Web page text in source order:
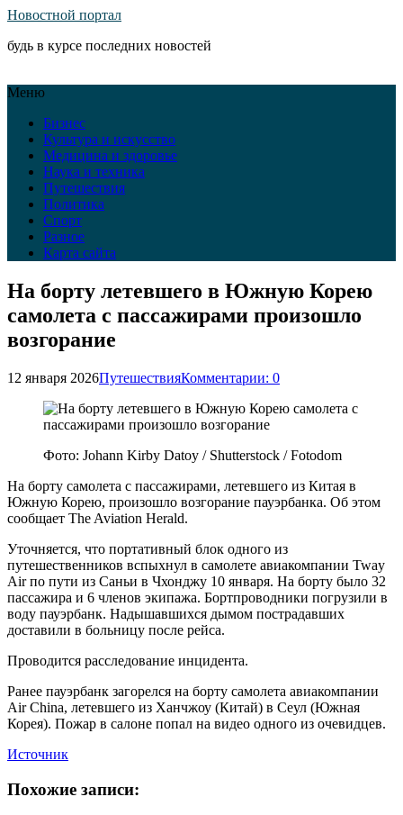
Новостной портал
будь в курсе последних новостей
Меню
Бизнес
Культура и искусство
Медицина и здоровье
Наука и техника
Путешествия
Политика
Спорт
Разное
Карта сайта
На борту летевшего в Южную Корею
самолета с пассажирами произошло
возгорание
12 января 2026ПутешествияКомментарии: 0
Фото: Johann Kirby Datoy / Shutterstock / Fotodom
На борту самолета с пассажирами, летевшего из Китая в
Южную Корею, произошло возгорание пауэрбанка. Об этом
сообщает The Aviation Herald.
Уточняется, что портативный блок одного из
путешественников вспыхнул в самолете авиакомпании Tway
Air по пути из Саньи в Чхонджу 10 января. На борту было 32
пассажира и 6 членов экипажа. Бортпроводники погрузили в
воду пауэрбанк. Надышавшихся дымом пострадавших
доставили в больницу после рейса.
Проводится расследование инцидента.
Ранее пауэрбанк загорелся на борту самолета авиакомпании
Air China, летевшего из Ханчжоу (Китай) в Сеул (Южная
Корея). Пожар в салоне попал на видео одного из очевидцев.
Источник
Похожие записи: